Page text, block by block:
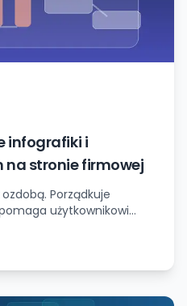
infografiki i
na stronie firmowej
Porządkuje
użytkownikowi
WWW.